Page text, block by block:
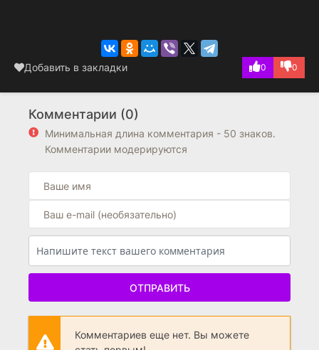
Добавить в закладки 0 0
Комментарии (0)
Минимальная длина комментария - 50 знаков.
Комментарии модерируются
ОТПРАВИТЬ
Комментариев еще нет. Вы можете